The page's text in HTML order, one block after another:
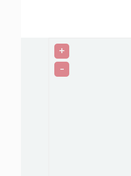
+
-